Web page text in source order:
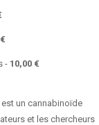
- 10,00 €
est un cannabinoïde
et les chercheurs